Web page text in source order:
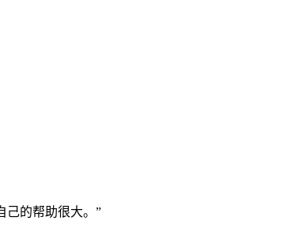
的帮助很大。”